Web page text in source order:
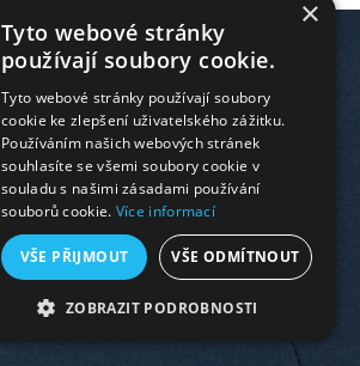
×
Tyto webové stránky
používají soubory cookie.
Tyto webové stránky používají soubory
cookie ke zlepšení uživatelského zážitku.
Používáním našich webových stránek
souhlasíte se všemi soubory cookie v
souladu s našimi zásadami používání
souborů cookie. Více informací
VŠE PŘIJMOUT VŠE ODMÍTNOUT
ZOBRAZIT PODROBNOSTI